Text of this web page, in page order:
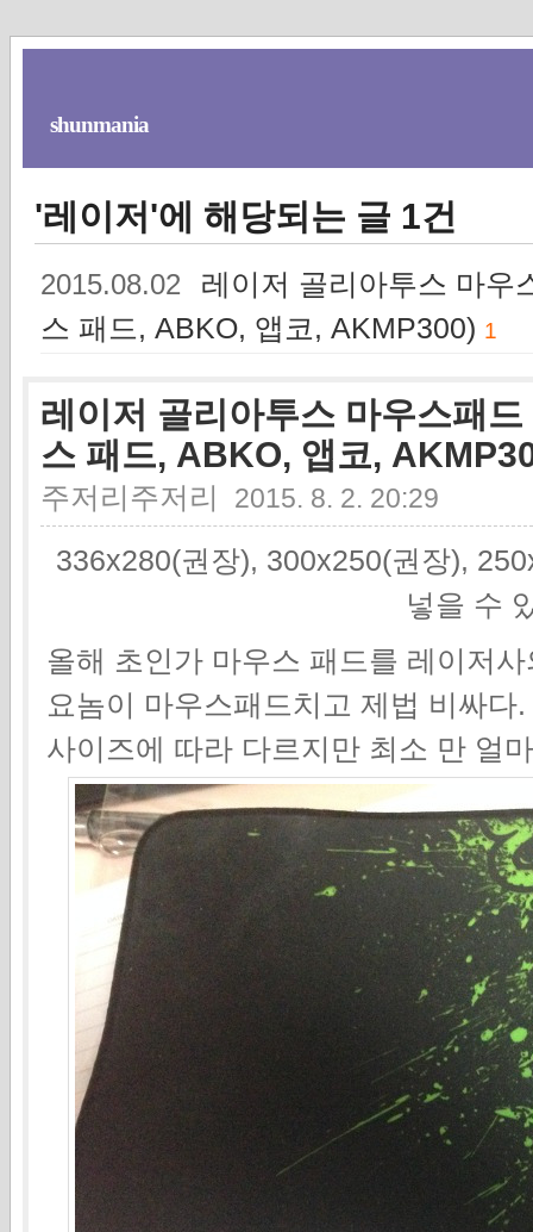
shunmania
'레이저'에 해당되는 글 1건
2015.08.02
레이저 골리아투스 마우
스 패드, ABKO, 앱코, AKMP300) 1
레이저 골리아투스 마우스패
스 패드, ABKO, 앱코,
주저리주저리 2015. 8. 2. 20:29
336x280(권장), 300x250(권장),
넣을 수
올해 초인가 마우스 패드를 레이저
요놈이 마우스패드치고 제법 비싸다.
사이즈에 따라 다르지만 최소 만 얼